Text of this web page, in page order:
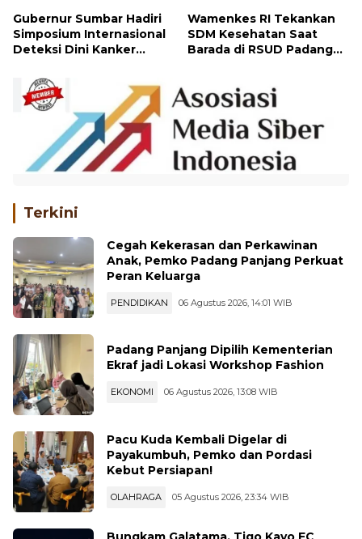
Panjang
Gubernur Sumbar Hadiri
Deteksi Dini Kanker
Kolorektal di RSUP M.
Djamil
Wamenkes RI Tekankan
Barada di RSUD Padang
Panjang
Terkini
Cegah Kekerasan dan Perkawinan
Peran Keluarga
Padang Panjang Dipilih Kementerian
Ekraf jadi Lokasi Workshop Fashion
Pacu Kuda Kembali Digelar di
Kebut Persiapan!
OLAHRAGA 05 Agustus 2026, 23:34 WIB